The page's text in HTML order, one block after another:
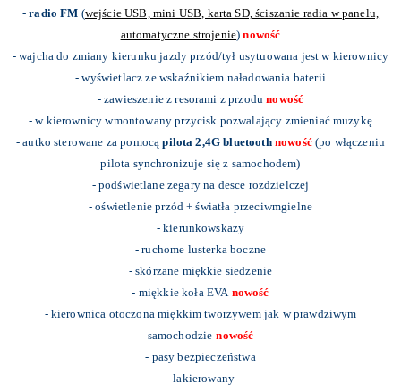
-radio FM (wejście USB, mini USB, karta SD, ściszanie radia w panelu,
automatyczne strojenie)nowość
- wajcha do zmiany kierunku jazdy przód/tył usytuowana jest w kierownicy
- wyświetlacz ze wskaźnikiem naładowania baterii
- zawieszenie z resorami z przodunowość
- w kierownicy wmontowany przycisk pozwalający zmieniać muzykę
- autko sterowane za pomocą pilota 2,4G bluetooth nowość(po włączeniu
pilota synchronizuje się z samochodem)
- podświetlane zegary na desce rozdzielczej
- oświetlenie przód + światła przeciwmgielne
- kierunkowskazy
- ruchome lusterka boczne
- skórzane miękkie siedzenie
- miękkie koła EVA nowość
- kierownica otoczona miękkim tworzywem jak w prawdziwym
samochodzie nowość
- pasy bezpieczeństwa
- lakierowany